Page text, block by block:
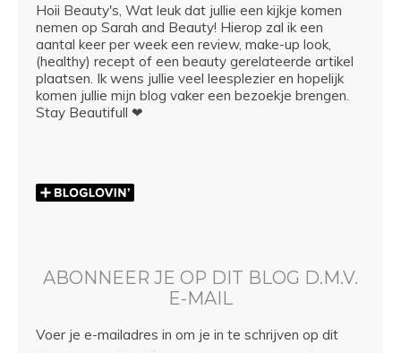
Hoii Beauty's, Wat leuk dat jullie een kijkje komen
nemen op Sarah and Beauty! Hierop zal ik een
aantal keer per week een review, make-up look,
(healthy) recept of een beauty gerelateerde artikel
plaatsen. Ik wens jullie veel leesplezier en hopelijk
komen jullie mijn blog vaker een bezoekje brengen.
Stay Beautifull ❤
ABONNEER JE OP DIT BLOG D.M.V.
E-MAIL
Voer je e-mailadres in om je in te schrijven op dit